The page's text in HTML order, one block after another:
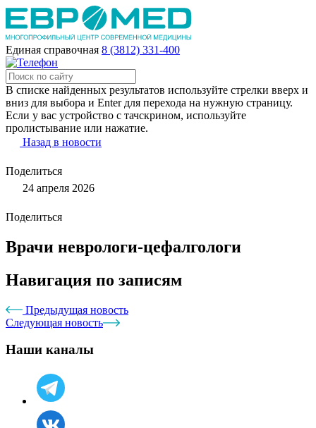
Единая справочная 8 (3812) 331-400
В списке найденных результатов используйте стрелки вверх и
вниз для выбора и Enter для перехода на нужную страницу.
Если у вас устройство с тачскрином, используйте
пролистывание или нажатие.
Назад в новости
Поделиться
24 апреля 2026
Поделиться
Врачи неврологи-цефалгологи
Навигация по записям
Предыдущая новость
Следующая новость
Наши каналы